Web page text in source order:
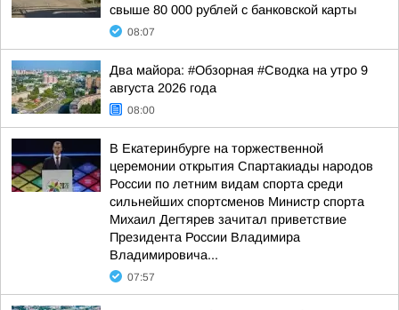
свыше 80 000 рублей с банковской карты
08:07
Два майора: #Обзорная #Сводка на утро 9
августа 2026 года
08:00
В Екатеринбурге на торжественной
церемонии открытия Спартакиады народов
России по летним видам спорта среди
сильнейших спортсменов Министр спорта
Михаил Дегтярев зачитал приветствие
Президента России Владимира
Владимировича...
07:57